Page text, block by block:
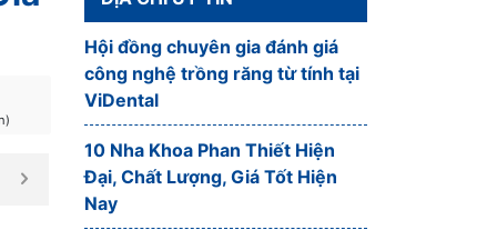
Hội đồng chuyên gia đánh giá
công nghệ trồng răng từ tính tại
ViDental
10 Nha Khoa Phan Thiết Hiện
Đại, Chất Lượng, Giá Tốt Hiện
Nay